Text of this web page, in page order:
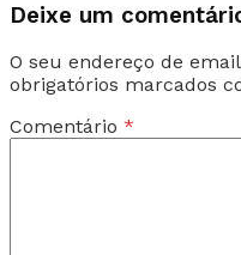
Deixe um
O seu endereço de
obrigatórios marcados
Comentário *